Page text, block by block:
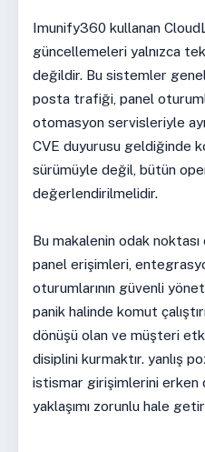
Imunify360 kullanan
güncellemeleri yalnızca
değildir. Bu sistemler
posta trafiği, panel
otomasyon servisleriyle
CVE duyurusu geldiğinde
sürümüyle değil, bütün
değerlendirilmelidir.
Bu makalenin odak
panel erişimleri,
oturumlarının güvenli
panik halinde komut
dönüşü olan ve müşteri
disiplini kurmaktır. yanlış
istismar girişimlerini erken
yaklaşımı zorunlu hale